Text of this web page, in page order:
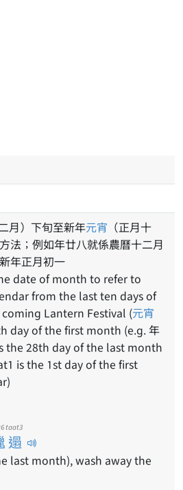
二月）下旬至新年元宵 （正月十
法；例如年廿八就係農曆十二月
年正月初一
from the last ten days of
Lantern Festival (元宵
day of the first month (e.g. 年
the 28th day of the last month
is the 1st day of the first
遢
taat3
last month), wash away the